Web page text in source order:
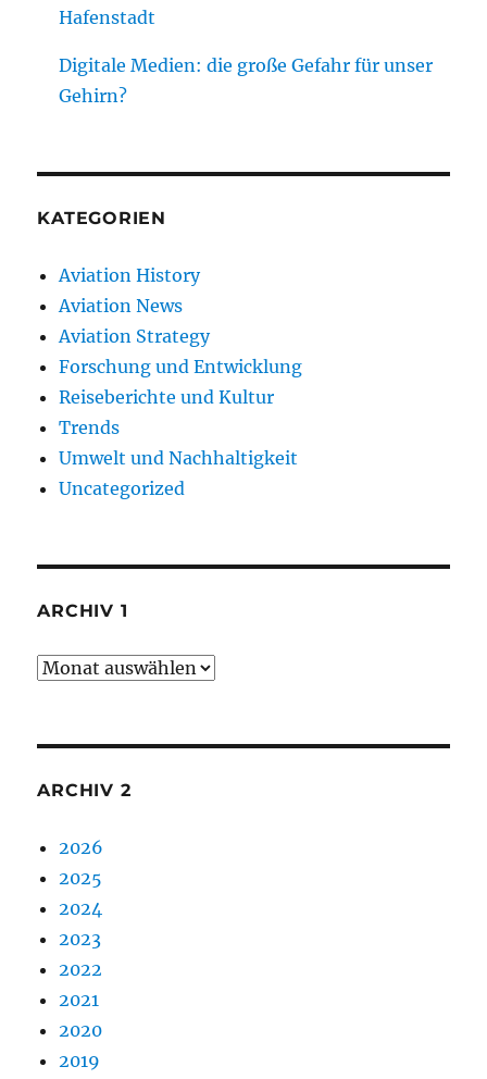
Hafenstadt
Digitale Medien: die große Gefahr für unser
Gehirn?
KATEGORIEN
Aviation History
Aviation News
Aviation Strategy
Forschung und Entwicklung
Reiseberichte und Kultur
Trends
Umwelt und Nachhaltigkeit
Uncategorized
ARCHIV 1
Archiv
ARCHIV 2
2026
2025
2024
2023
2022
2021
2020
2019